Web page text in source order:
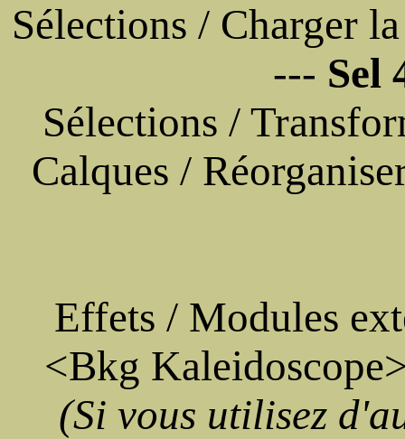
Sélections / Charger
--- Sel
Sélections /
Calques /
Effets / Modules
<Bkg
(Si vous utilisez